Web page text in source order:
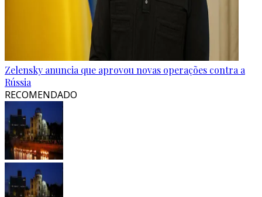
Zelensky anuncia que aprovou novas operações contra a
Rússia
RECOMENDADO